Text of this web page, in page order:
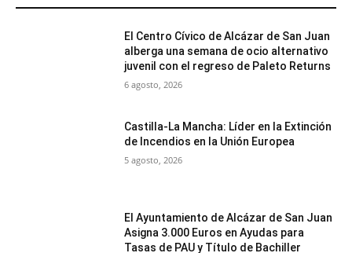
El Centro Cívico de Alcázar de San Juan
alberga una semana de ocio alternativo
juvenil con el regreso de Paleto Returns
6 agosto, 2026
Castilla-La Mancha: Líder en la Extinción
de Incendios en la Unión Europea
5 agosto, 2026
El Ayuntamiento de Alcázar de San Juan
Asigna 3.000 Euros en Ayudas para
Tasas de PAU y Título de Bachiller